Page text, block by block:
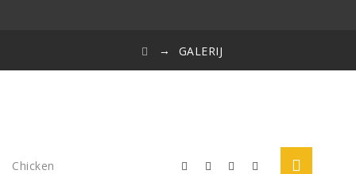
→ GALERIJ
Chicken